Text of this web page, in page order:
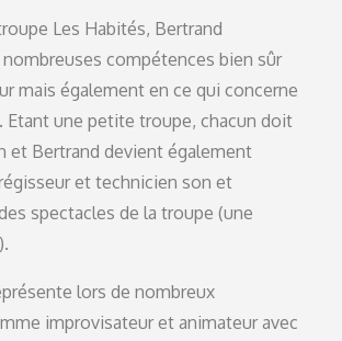
Les Habités, Bertrand
compétences bien sûr
mais également en ce qui concerne
Etant une petite troupe, chacun doit
et Bertrand devient également
et technicien son et
spectacles de la troupe (une
lors de nombreux
improvisateur et animateur avec